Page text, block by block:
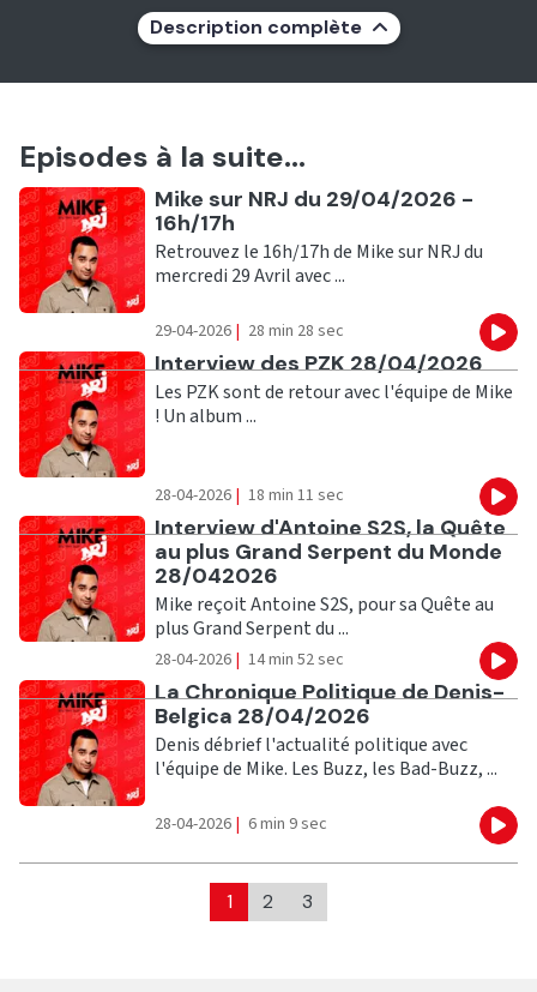
Description complète
Episodes à la suite...
Ecouter
Mike sur NRJ du 29/04/2026 -
16h/17h
Retrouvez le 16h/17h de Mike sur NRJ du
mercredi 29 Avril avec ...
29-04-2026 | 28 min 28 sec
Ecouter
Interview des PZK 28/04/2026
Les PZK sont de retour avec l'équipe de Mike
! Un album ...
28-04-2026 | 18 min 11 sec
Ecouter
Interview d'Antoine S2S, la Quête
au plus Grand Serpent du Monde
28/042026
Mike reçoit Antoine S2S, pour sa Quête au
plus Grand Serpent du ...
28-04-2026 | 14 min 52 sec
Ecouter
La Chronique Politique de Denis-
Belgica 28/04/2026
Denis débrief l'actualité politique avec
l'équipe de Mike. Les Buzz, les Bad-Buzz, ...
28-04-2026 | 6 min 9 sec
1 2 3